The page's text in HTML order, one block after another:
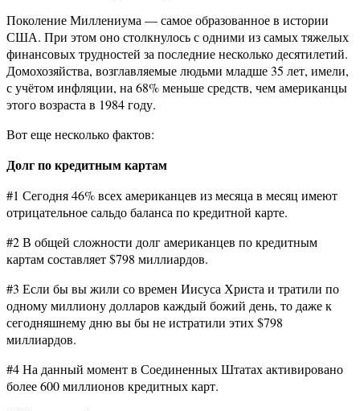
Поколение Миллениума — самое образованное в истории
США. При этом оно столкнулось с одними из самых тяжелых
финансовых трудностей за последние несколько десятилетий.
Домохозяйства, возглавляемые людьми младше 35 лет, имели,
с учётом инфляции, на 68% меньше средств, чем американцы
этого возраста в 1984 году.
Вот еще несколько фактов:
Долг по кредитным картам
#1 Сегодня 46% всех американцев из месяца в месяц имеют
отрицательное сальдо баланса по кредитной карте.
#2 В общей сложности долг американцев по кредитным
картам составляет $798 миллиардов.
#3 Если бы вы жили со времен Иисуса Христа и тратили по
одному миллиону долларов каждый божий день, то даже к
сегодняшнему дню вы бы не истратили этих $798
миллиардов.
#4 На данный момент в Соединенных Штатах активировано
более 600 миллионов кредитных карт.